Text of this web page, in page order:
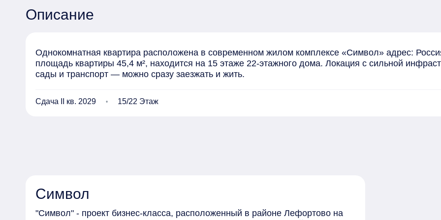
Описание
Однокомнатная квартира расположена в современном жилом комплексе «Символ» адрес:
площадь квартиры 45,4 м², находится на 15 этаже 22-этажного дома. Локация с сильной
сады и транспорт — можно сразу заезжать и жить.
Сдача II кв. 2029 15/22 Этаж
Символ
"Символ" - проект бизнес-класса, расположенный в районе Лефортово на